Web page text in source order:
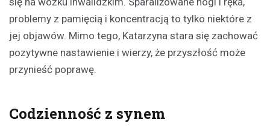
problemy z pamięcią i koncentracją to tylko niektóre z
jej objawów. Mimo tego, Katarzyna stara się zachować
pozytywne nastawienie i wierzy, że przyszłość może
przynieść poprawę.
Codzienność z synem